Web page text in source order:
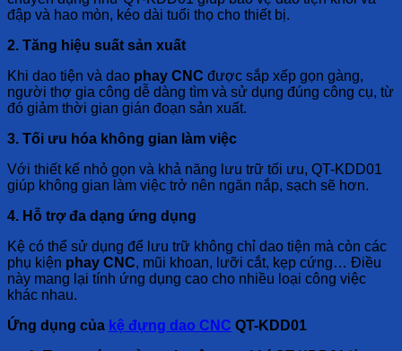
đập và hao mòn, kéo dài tuổi thọ cho thiết bị.
2. Tăng hiệu suất sản xuất
Khi dao tiện và dao phay CNC được sắp xếp gọn gàng,
người thợ gia công dễ dàng tìm và sử dụng đúng công cụ, từ
đó giảm thời gian gián đoạn sản xuất.
3. Tối ưu hóa không gian làm việc
Với thiết kế nhỏ gọn và khả năng lưu trữ tối ưu, QT-KDD01
giúp không gian làm việc trở nên ngăn nắp, sạch sẽ hơn.
4. Hỗ trợ đa dạng ứng dụng
Kệ có thể sử dụng để lưu trữ không chỉ dao tiện mà còn các
phụ kiện phay CNC, mũi khoan, lưỡi cắt, kẹp cứng… Điều
này mang lại tính ứng dụng cao cho nhiều loại công việc
khác nhau.
Ứng dụng của kệ đựng dao CNC QT-KDD01